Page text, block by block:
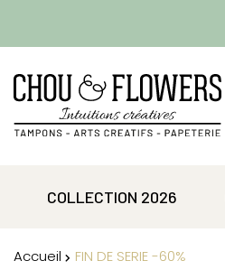
COLLECTION 2026
Accueil FIN DE SERIE -60%